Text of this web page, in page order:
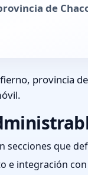
de
provincia
secciones que
e integración con